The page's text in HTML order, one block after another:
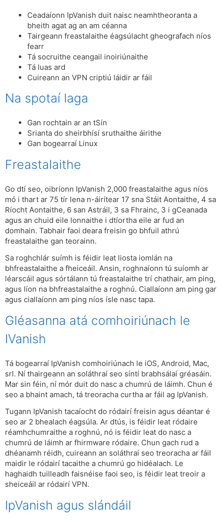
Ceadaíonn IpVanish duit naisc neamhtheoranta a
bheith agat ag an am céanna
Tairgeann freastalaithe éagsúlacht gheografach níos
fearr
Tá socruithe ceangail inoiriúnaithe
Tá luas ard
Cuireann an VPN criptiú láidir ar fáil
Na spotaí laga
Gan rochtain ar an tSín
Srianta do sheirbhísí sruthaithe áirithe
Gan bogearraí Linux
Freastalaithe
Go dtí seo, oibríonn IpVanish 2,000 freastalaithe agus níos
mó i thart ar 75 tír lena n-áirítear 17 sna Stáit Aontaithe, 4 sa
Ríocht Aontaithe, 6 san Astráil, 3 sa Fhrainc, 3 i gCeanada
agus an chuid eile lonnaithe i dtíortha eile ar fud an
domhain. Tabhair faoi deara freisin go bhfuil athrú
freastalaithe gan teorainn.
Sa roghchlár suímh is féidir leat liosta iomlán na
bhfreastalaithe a fheiceáil. Ansin, roghnaíonn tú suíomh ar
léarscáil agus sórtálann tú freastalaithe trí chathair, am ping,
agus líon na bhfreastalaithe a roghnú. Ciallaíonn am ping gar
agus ciallaíonn am ping níos ísle nasc tapa.
Gléasanna atá comhoiriúnach le
IVanish
Tá bogearraí IpVanish comhoiriúnach le iOS, Android, Mac,
srl. Ní thairgeann an soláthraí seo síntí brabhsálaí gréasáin.
Mar sin féin, ní mór duit do nasc a chumrú de láimh. Chun é
seo a bhaint amach, tá treoracha curtha ar fáil ag IpVanish.
Tugann IpVanish tacaíocht do ródairí freisin agus déantar é
seo ar 2 bhealach éagsúla. Ar dtús, is féidir leat ródaire
réamhchumraithe a roghnú, nó is féidir leat do nasc a
chumrú de láimh ar fhirmware ródaire. Chun gach rud a
dhéanamh réidh, cuireann an soláthraí seo treoracha ar fáil
maidir le ródairí tacaithe a chumrú go hidéalach. Le
haghaidh tuilleadh faisnéise faoi seo, is féidir leat treoir a
sheiceáil ar ródairí VPN.
IpVanish agus slándáil